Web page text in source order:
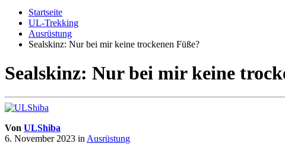
Startseite
UL-Trekking
Ausrüstung
Sealskinz: Nur bei mir keine trockenen Füße?
Sealskinz: Nur bei mir keine
Von ULShiba
6. November 2023 inAusrüstung